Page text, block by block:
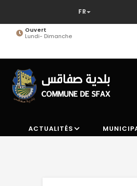
contenuOuvert
Lundi- Dimanche
ACTUALITÉS